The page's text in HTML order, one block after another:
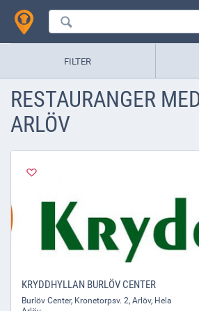
FILTER
RESTAURANGER
ARLÖV
KRYDDHYLLAN BURLÖV CENTER
Burlöv Center, Kronetorpsv. 2, Arlöv, Hela